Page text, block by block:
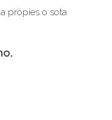
pròpies o sota